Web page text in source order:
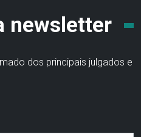
newsletter
dos principais julgados e